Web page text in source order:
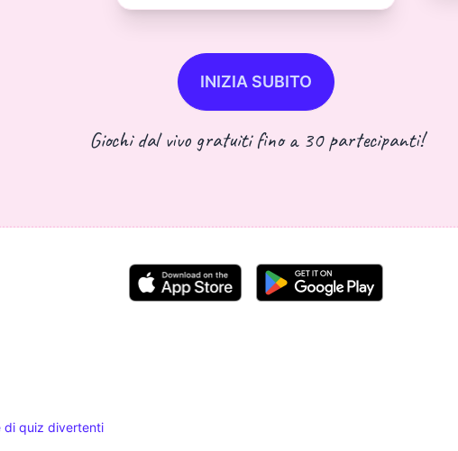
INIZIA SUBITO
Giochi dal vivo gratuiti fino a 30 partecipanti!
di quiz divertenti